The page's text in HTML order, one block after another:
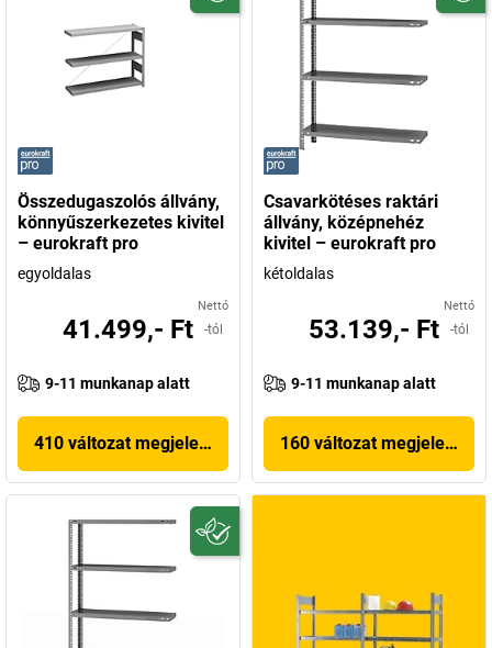
Összedugaszolós állvány,
könnyűszerkezetes kivitel
– eurokraft pro
egyoldalas
Nettó
41.499,- Ft -tól
9-11 munkanap alatt
410 változat megjelenítése
Csavarkötéses raktári
állvány, középnehéz
kivitel – eurokraft pro
kétoldalas
Nettó
53.139,- Ft -tól
9-11 munkanap alatt
160 változat megjelenítése